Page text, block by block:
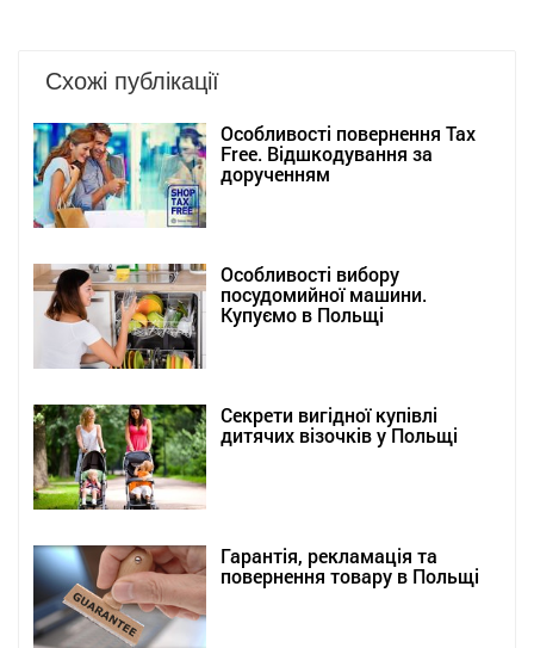
Схожі публікації
Особливості повернення Tax
Free. Відшкодування за
дорученням
Особливості вибору
посудомийної машини.
Купуємо в Польщі
Секрети вигідної купівлі
дитячих візочків у Польщі
Гарантія, рекламація та
повернення товару в Польщі